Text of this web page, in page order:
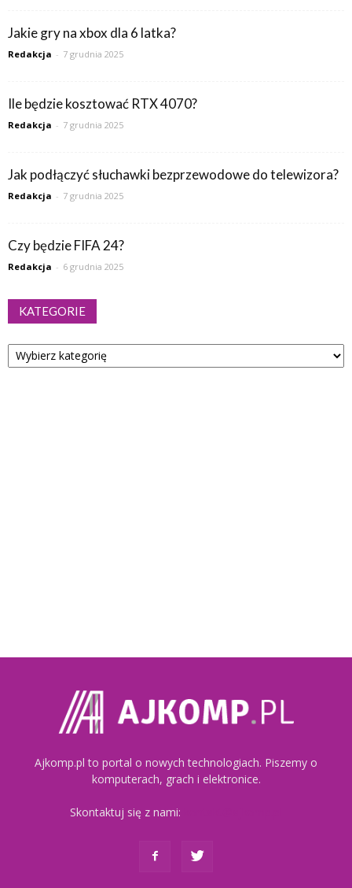
Jakie gry na xbox dla 6 latka?
Redakcja - 7 grudnia 2025
Ile będzie kosztować RTX 4070?
Redakcja - 7 grudnia 2025
Jak podłączyć słuchawki bezprzewodowe do telewizora?
Redakcja - 7 grudnia 2025
Czy będzie FIFA 24?
Redakcja - 6 grudnia 2025
KATEGORIE
Kategorie
Ajkomp.pl to portal o nowych technologiach. Piszemy o
komputerach, grach i elektronice.
Skontaktuj się z nami: